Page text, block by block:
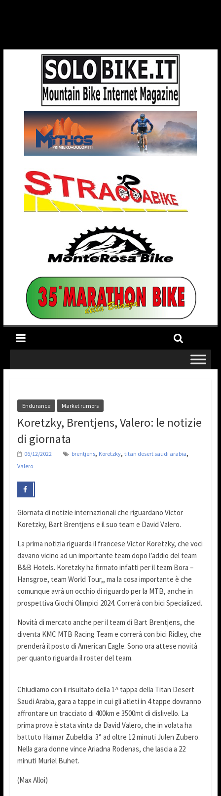
Endurance Market rumors
Koretzky, Brentjens, Valero: le notizie
di giornata
06/12/2022 brentjens, Koretzky, titan desert saudi arabia,
Valero
Giornata di notizie internazionali che riguardano Victor
Koretzky, Bart Brentjens e il suo team e David Valero.
La prima notizia riguarda il francese Victor Koretzky, che voci
davano vicino ad un importante team dopo l’addio del team
B&B Hotels. Koretzky ha firmato infatti per il team Bora –
Hansgroe, team World Tour,, ma la cosa importante è che
comunque avrà un occhio di riguardo per la MTB, anche in
prospettiva Giochi Olimpici 2024. Correrà con bici Specialized.
Novità di mercato anche per il team di Bart Brentjens, che
diventa KMC MTB Racing Team e correrà con bici Ridley, che
prenderà il posto di American Eagle. Sono ora attese novità
per quanto riguarda il roster del team.
Chiudiamo con il risultato della 1^ tappa della Titan Desert
Saudi Arabia, gara a tappe in cui gli atleti in 4 tappe dovranno
affrontare un tracciato di 400km e 3500mt di dislivello. La
prima prova è stata vinta da David Valero, che in volata ha
battuto Haimar Zubeldia. 3° ad oltre 12 minuti Julen Zubero.
Nella gara donne vince Ariadna Rodenas, che lascia a 22
minuti Muriel Buhet.
(Max Alloi)